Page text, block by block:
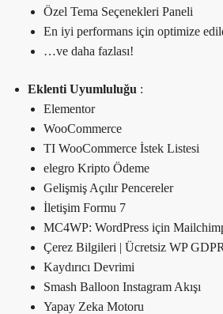
Özel Tema Seçenekleri Paneli
En iyi performans için optimize
…ve daha fazlası!
Eklenti Uyumluluğu :
Elementor
WooCommerce
TI WooCommerce İstek Listesi
elegro Kripto Ödeme
Gelişmiş Açılır Pencereler
İletişim Formu 7
MC4WP: WordPress için
Çerez Bilgileri | Ücretsiz WP
Kaydırıcı Devrimi
Smash Balloon Instagram Akışı
Yapay Zeka Motoru